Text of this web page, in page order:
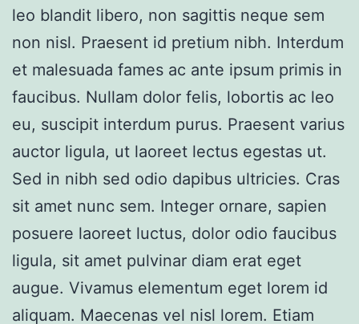
leo blandit libero, non sagittis neque sem
non nisl. Praesent id pretium nibh. Interdum
et malesuada fames ac ante ipsum primis in
faucibus. Nullam dolor felis, lobortis ac leo
eu, suscipit interdum purus. Praesent varius
auctor ligula, ut laoreet lectus egestas ut.
Sed in nibh sed odio dapibus ultricies. Cras
sit amet nunc sem. Integer ornare, sapien
posuere laoreet luctus, dolor odio faucibus
ligula, sit amet pulvinar diam erat eget
augue. Vivamus elementum eget lorem id
aliquam. Maecenas vel nisl lorem. Etiam